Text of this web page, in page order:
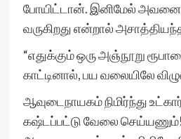
போயிட்டான். இனிமேல்
வருகிறது என்றால்
“எதுக்கும் ஒரு அஞ்நூறு
காட்டினால், பய வலையிலே
ஆவுடைநாயகம் நிமிர்ந்து
கஷ்டப்பட்டு வேலை